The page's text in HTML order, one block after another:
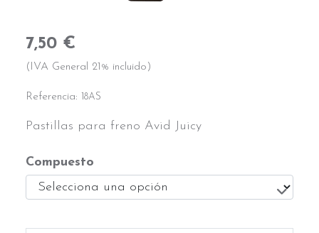
7,50 €
(IVA General 21% incluido)
Referencia: 18AS
Pastillas para freno Avid Juicy
Compuesto